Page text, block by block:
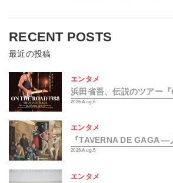
RECENT POSTS
最近の投稿
エンタメ
浜田省吾、伝説のツアー
2026.Aug.6
エンタメ
『TAVERNA DE GAGA ―
2026.Aug.5
エンタメ